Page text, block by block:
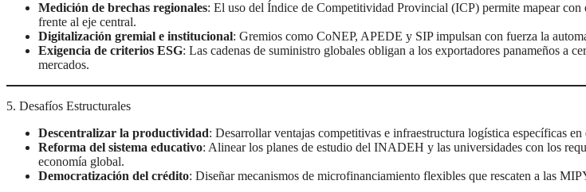
Medición de brechas regionales: El uso del Índice de Competitividad Provincial (ICP) permite mapear
frente al eje central.
Digitalización gremial e institucional: Gremios como CoNEP, APEDE y SIP impulsan con fuerza la
Exigencia de criterios ESG: Las cadenas de suministro globales obligan a los exportadores panameños a
mercados.
5. Desafíos Estructurales
Descentralizar la productividad: Desarrollar ventajas competitivas e infraestructura logística específicas
Reforma del sistema educativo: Alinear los planes de estudio del INADEH y las universidades con los
economía global.
Democratización del crédito: Diseñar mecanismos de microfinanciamiento flexibles que rescaten a las